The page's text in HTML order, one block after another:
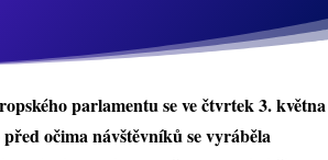
parlamentu se ve čtvrtek 3. května
očima návštěvníků se vyráběla